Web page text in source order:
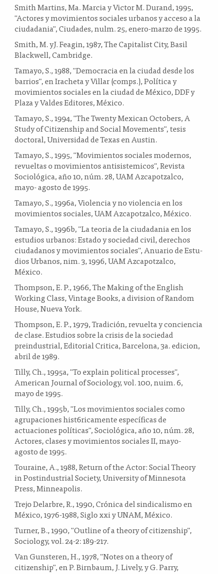
Smith Martins, Ma. Marcia y Victor M. Durand, 1995,
"Actores y movimientos sociales urbanos y acceso a la
ciudadania", Ciudades, nulm. 25, enero-marzo de 1995.
Smith, M. yJ. Feagin, 1987, The Capitalist City, Basil
Blackwell, Cambridge.
Tamayo, S., 1988, "Democracia en la ciudad desde los
barrios", en Iracheta y Villar (comps.), Política y
movimientos sociales en la ciudad de México, DDF y
Plaza y Valdes Editores, México.
Tamayo, S., 1994, "The Twenty Mexican Octobers, A
Study of Citizenship and Social Movements", tesis
doctoral, Universidad de Texas en Austin.
Tamayo, S., 1995, "Movimientos sociales modernos,
revueltas o movimientos antisistemicos", Revista
Sociológica, año 10, núm. 28, UAM Azcapotzalco,
mayo- agosto de 1995.
Tamayo, S., 1996a, Violencia y no violencia en los
movimientos sociales, UAM Azcapotzalco, México.
Tamayo, S., 1996b, "La teoria de la ciudadania en los
estudios urbanos: Estado y sociedad civil, derechos
ciudadanos y movimientos sociales", Anuario de Estu-
dios Urbanos, nim. 3, 1996, UAM Azcapotzalco,
México.
Thompson, E. P., 1966, The Making of the English
Working Class, Vintage Books, a division of Random
House, Nueva York.
Thompson, E. P., 1979, Tradición, revuelta y conciencia
de clase. Estudios sobre la crisis de la sociedad
preindustrial, Editorial Critica, Barcelona, 3a. edicion,
abril de 1989.
Tilly, Ch., 1995a, "To explain political processes",
American Journal of Sociology, vol. 100, nuim. 6,
mayo de 1995.
Tilly, Ch., 1995b, "Los movimientos sociales como
agrupaciones hist6ricamente específicas de
actuaciones políticas", Sociológica, año 10, núm. 28,
Actores, clases y movimientos sociales II, mayo-
agosto de 1995.
Touraine, A., 1988, Return of the Actor: Social Theory
in Postindustrial Society, University of Minnesota
Press, Minneapolis.
Trejo Delarbre, R., 1990, Crónica del sindicalismo en
México, 1976-1988, Siglo xxi y UNAM, México.
Turner, B., 1990, "Outline of a theory of citizenship",
Sociology, vol. 24-2: 189-217.
Van Gunsteren, H., 1978, "Notes on a theory of
citizenship", en P. Birnbaum, J. Lively, y G. Parry,